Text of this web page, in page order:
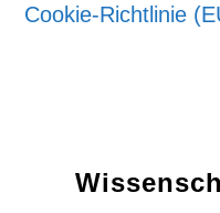
Cookie-Richtlinie